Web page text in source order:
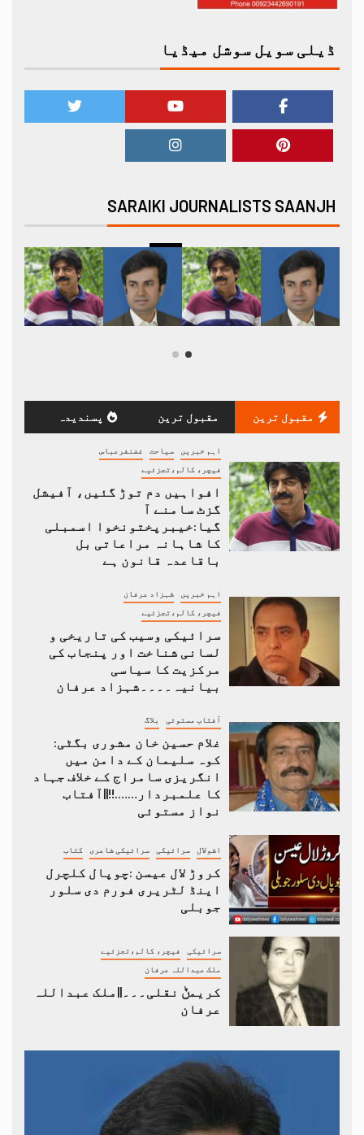
ڈیلی سویل سوشل میڈیا
SARAIKI JOURNALISTS SAANJH
مقبول ترین مقبول ترین پسندیدہ
اہم خبریں سیاحت غضنفرعباس
فیچر، کالم،تجزئیے
افواہیں دم توڑ گئیں، آفیشل
گزٹ سامنے آ
گیا:خیبرپختونخوا اسمبلی
کا شاہانہ مراعاتی بل
باقاعدہ قانون ہے
اہم خبریں شہزاد عرفان
فیچر، کالم،تجزئیے
سرائیکی وسیب کی تاریخی و
لسانی شناخت اور پنجاب کی
مرکزیت کا سیاسی
بیانیہ۔۔۔۔شہزاد عرفان
آفتاب مستوئی بلاگ
غلام حسین خان مشوری بگٹی:
کوہ سلیمان کے دامن میں
انگریزی سامراج کے خلاف جہاد
کا علمبردار…….!!||آفتاب
نواز مستوئی
اشولال سرائیکی سرائیکی شاعری کتاب
کروڑ لال عیسن :چوپال کلچرل
اینڈ لٹریری فورم دی سلور
جوبلی
سرائیکی فیچر، کالم،تجزئیے
ملک عبداللہ عرفان
کریمݨ نقلی۔۔۔||ملک عبداللہ
عرفان